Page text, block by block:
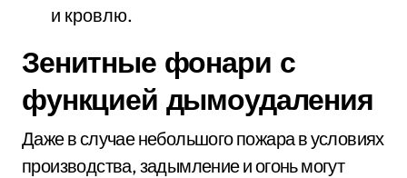
и кровлю.
Зенитные фонари с
функцией дымоудаления
Даже в случае небольшого пожара в условиях
производства, задымление и огонь могут